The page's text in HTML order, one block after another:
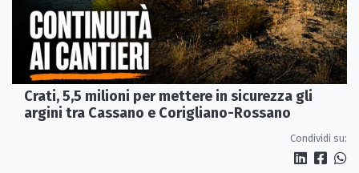
Crati, 5,5 milioni per mettere in sicurezza gli
argini tra Cassano e Corigliano-Rossano
Condividi su: